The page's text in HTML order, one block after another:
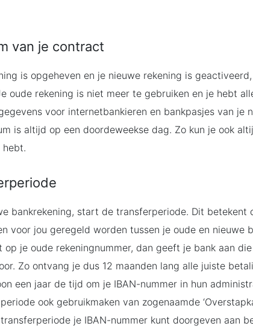
van je contract
is opgeheven en je nieuwe rekening is
oude rekening is niet meer te gebruiken en je hebt
voor internetbankieren en bankpasjes van je
is altijd op een doordeweekse dag. Zo kun je ook
hebt.
bankrekening, start de transferperiode. Dit betekent
voor jou geregeld worden tussen je oude en nieuwe
je oude rekeningnummer, dan geeft je bank aan
Zo ontvang je dus 12 maanden lang alle juiste
een jaar de tijd om je IBAN-nummer in hun
ook gebruikmaken van zogenaamde
je IBAN-nummer kunt doorgeven aan